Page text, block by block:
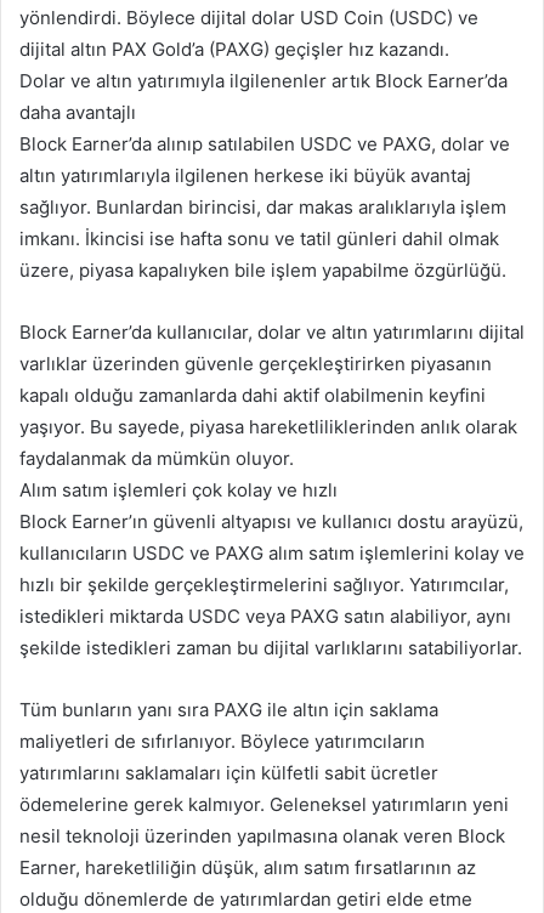
yönlendirdi. Böylece dijital dolar USD Coin (USDC) ve
dijital altın PAX Gold’a (PAXG) geçişler hız kazandı.
Dolar ve altın yatırımıyla ilgilenenler artık Block Earner’da
daha avantajlı
Block Earner’da alınıp satılabilen USDC ve PAXG, dolar ve
altın yatırımlarıyla ilgilenen herkese iki büyük avantaj
sağlıyor. Bunlardan birincisi, dar makas aralıklarıyla işlem
imkanı. İkincisi ise hafta sonu ve tatil günleri dahil olmak
üzere, piyasa kapalıyken bile işlem yapabilme özgürlüğü.
Block Earner’da kullanıcılar, dolar ve altın yatırımlarını dijital
varlıklar üzerinden güvenle gerçekleştirirken piyasanın
kapalı olduğu zamanlarda dahi aktif olabilmenin keyfini
yaşıyor. Bu sayede, piyasa hareketliliklerinden anlık olarak
faydalanmak da mümkün oluyor.
Alım satım işlemleri çok kolay ve hızlı
Block Earner’ın güvenli altyapısı ve kullanıcı dostu arayüzü,
kullanıcıların USDC ve PAXG alım satım işlemlerini kolay ve
hızlı bir şekilde gerçekleştirmelerini sağlıyor. Yatırımcılar,
istedikleri miktarda USDC veya PAXG satın alabiliyor, aynı
şekilde istedikleri zaman bu dijital varlıklarını satabiliyorlar.
Tüm bunların yanı sıra PAXG ile altın için saklama
maliyetleri de sıfırlanıyor. Böylece yatırımcıların
yatırımlarını saklamaları için külfetli sabit ücretler
ödemelerine gerek kalmıyor. Geleneksel yatırımların yeni
nesil teknoloji üzerinden yapılmasına olanak veren Block
Earner, hareketliliğin düşük, alım satım fırsatlarının az
olduğu dönemlerde de yatırımlardan getiri elde etme